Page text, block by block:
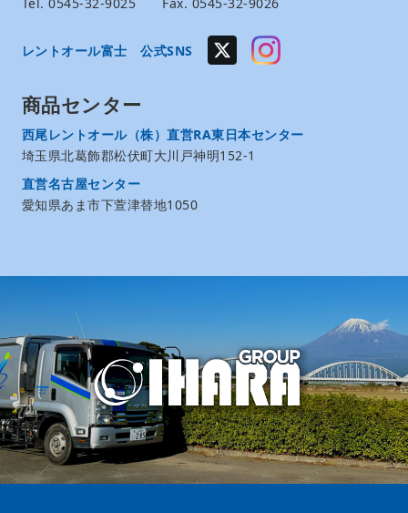
レントオール富士 公式SNS
商品センター
西尾レントオール（株）直営RA東日本センター
埼玉県北葛飾郡松伏町大川戸神明152-1
直営名古屋センター
愛知県あま市下萱津替地1050